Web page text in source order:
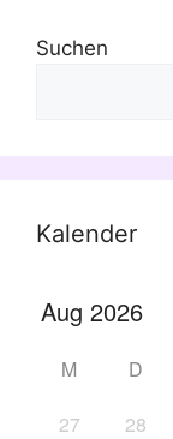
Suchen
Kalender
M D
27
28